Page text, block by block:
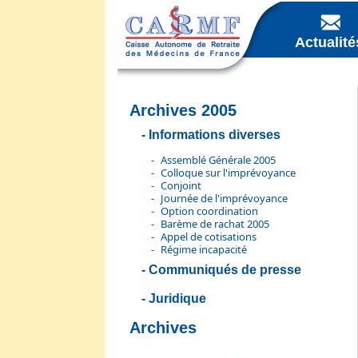
Archives 2005
Informations diverses
Assemblé Générale 2005
Colloque sur l'imprévoyance
Conjoint
Journée de l'imprévoyance
Option coordination
Barème de rachat 2005
Appel de cotisations
Régime incapacité
Communiqués de presse
Juridique
Archives